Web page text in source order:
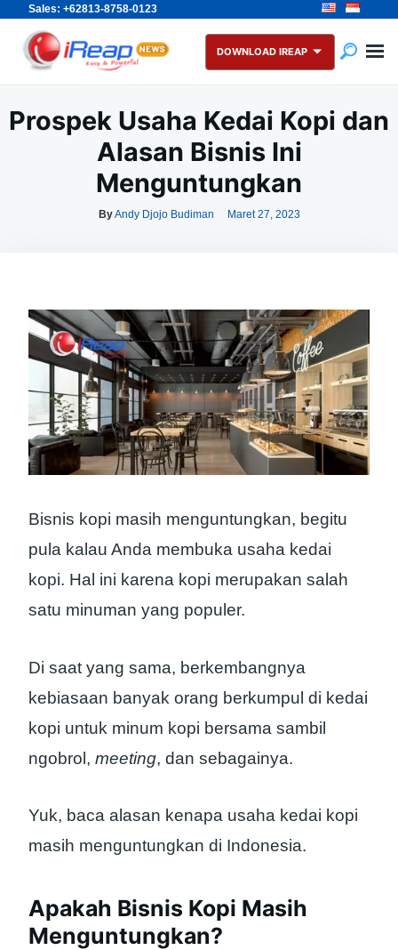
Sales: +62813-8758-0123
Skip
content
Search
for:
DOWNLOAD IREAP
Prospek Usaha Kedai Kopi dan
Alasan Bisnis Ini
Menguntungkan
ByAndy Djojo Budiman Maret 27, 2023
Bisnis kopi masih menguntungkan, begitu
pula kalau Anda membuka usaha kedai
kopi. Hal ini karena kopi merupakan salah
satu minuman yang populer.
Di saat yang sama, berkembangnya
kebiasaan banyak orang berkumpul di kedai
kopi untuk minum kopi bersama sambil
ngobrol, meeting, dan sebagainya.
Yuk, baca alasan kenapa usaha kedai kopi
masih menguntungkan di Indonesia.
Apakah Bisnis Kopi Masih
Menguntungkan?